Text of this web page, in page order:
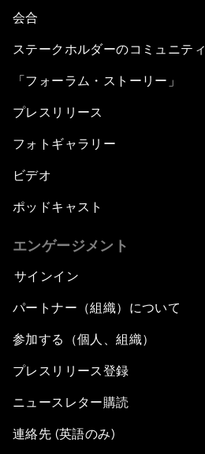
会合
ステークホルダーのコミュニティ
「フォーラム・ストーリー」
プレスリリース
フォトギャラリー
ビデオ
ポッドキャスト
エンゲージメント
サインイン
パートナー（組織）について
参加する（個人、組織）
プレスリリース登録
ニュースレター購読
連絡先 (英語のみ)